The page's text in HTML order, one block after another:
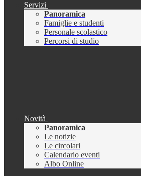
Servizi
Panoramica
Famiglie e studenti
Personale scolastico
Percorsi di studio
Novità
Panoramica
Le notizie
Le circolari
Calendario eventi
Albo Online